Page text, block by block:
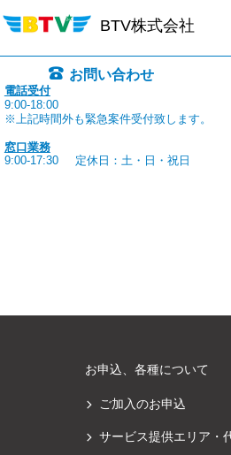
BTV株式会社
お問い合わせ
電話受付
9:00-18:00
※上記時間外も緊急案件受付致します。
窓口業務
9:00-17:30
定休日：土・日・祝日
お申込、各種について
ご加入のお申込
サービス提供エリア・